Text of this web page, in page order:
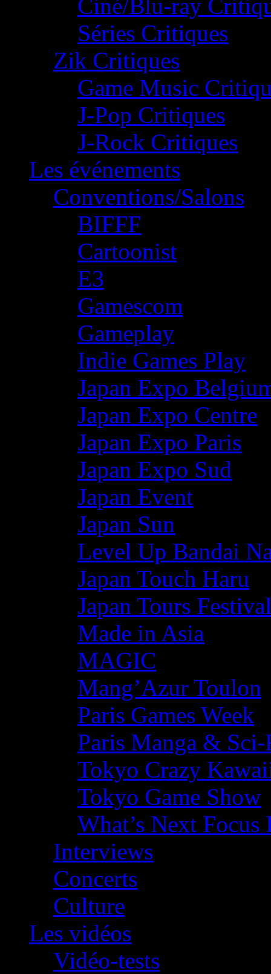
Ciné/Blu-ray
Séries Critiques
Zik Critiques
Game Music
J-Pop Critiques
J-Rock Critiques
Les événements
Conventions/Salons
BIFFF
Cartoonist
E3
Gamescom
Gameplay
Indie Games Play
Japan Expo
Japan Expo Centre
Japan Expo Paris
Japan Expo Sud
Japan Event
Japan Sun
Level Up Bandai
Japan Touch Haru
Japan Tours Festival
Made in Asia
MAGIC
Mang’Azur Toulon
Paris Games Week
Paris Manga &
Tokyo Crazy
Tokyo Game Show
What’s Next
Interviews
Concerts
Culture
Les vidéos
Vidéo-tests